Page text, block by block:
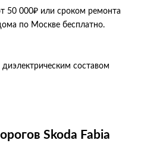
50 000₽ или сроком ремонта
по Москве бесплатно.
составом
Skoda Fabia